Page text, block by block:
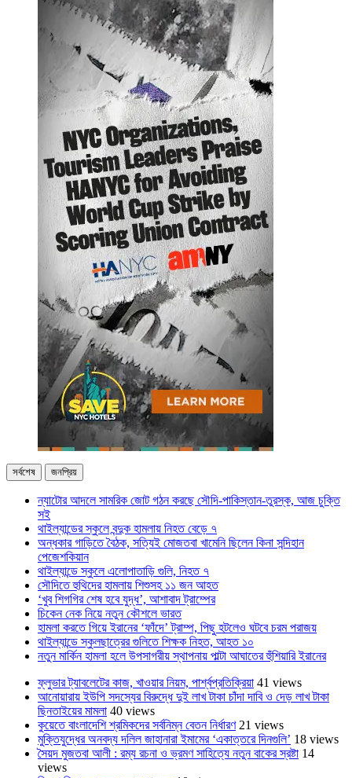
সর্বশেষ জনপ্রিয়
ন্যাটোর আদলে সামরিক জোট গঠন করছে সৌদি-পাকিস্তান-তুরস্ক, আজ চুক্তি
সই
থাইল্যান্ডের স্কুলে বন্দুক হামলায় নিহত বেড়ে ৭
অন্ধকার গাড়িতে বৈঠক, সত্যিই মোজতবা খামেনি ছিলেন কিনা সন্দিহান
পেজেশকিয়ান
থাইল্যান্ডে স্কুলে এলোপাতাড়ি গুলি, নিহত ৭
সৌদিতে হুথিদের হামলায় শিশুসহ ১১ জন আহত
‘খুব শিগগির শেষ হবে যুদ্ধ’, আশাবাদ ট্রাম্পের
চিকেন নেক নিয়ে নতুন কৌশলে ভারত
হামলা করতে গিয়ে ইরানের ‘ফাঁদে’ ট্রাম্প, পিছু হটলেও ঘটবে চরম পরাজয়
থাইল্যান্ডে স্কুলছাত্রের গুলিতে শিক্ষক নিহত, আহত ১০
নতুন মার্কিন হামলা হলে উপসাগরীয় স্থাপনায় পাল্টা আঘাতের হুঁশিয়ারি ইরানের
ফ্লুভার ট্যাবলেটের কাজ, খাওয়ার নিয়ম, পার্শ্বপ্রতিক্রিয়া 41 views
আনোয়ারায় ইউপি সদস্যের বিরুদ্ধে দুই লাখ টাকা চাঁদা দাবি ও দেড় লাখ টাকা
ছিনতাইয়ের মামলা 40 views
কুয়েতে বাংলাদেশি শ্রমিকদের সর্বনিম্ন বেতন নির্ধারণ 21 views
মুক্তিযুদ্ধের অনবদ্য দলিল জাহানারা ইমামের ‘একাত্তরে দিনগুলি’ 18 views
সৈয়দ মুজতবা আলী : রম্য রচনা ও ভ্রমণ সাহিত্যে নতুন বাকের স্রষ্টা 14
views